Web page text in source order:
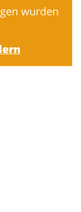
wurden